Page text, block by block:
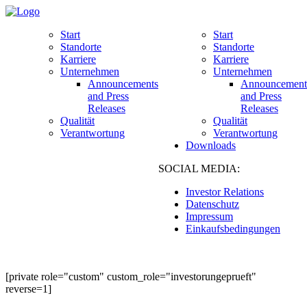
Start
Standorte
Karriere
Unternehmen
Announcements
and Press
Releases
Qualität
Verantwortung
Start
Standorte
Karriere
Unternehmen
and Press
Releases
Qualität
Verantwortung
Downloads
SOCIAL MEDIA:
Investor Relations
Datenschutz
Impressum
Einkaufsbedingungen
[private role="custom" custom_role="investorungeprueft"
reverse=1]